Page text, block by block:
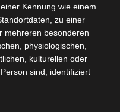
(ASK)
Kennung wie einem
zu einer
mehreren besonderen
physiologischen,
kulturellen oder
sind, identifiziert